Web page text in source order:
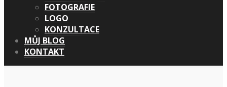
FOTOGRAFIE
LOGO
KONZULTACE
MŮJ BLOG
KONTAKT